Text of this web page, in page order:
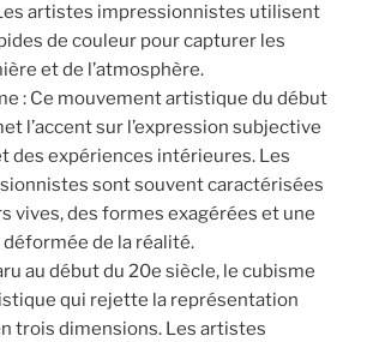
artistes impressionnistes utilisent
de couleur pour capturer les
et de l’atmosphère.
: Ce mouvement artistique du début
l’accent sur l’expression subjective
des expériences intérieures. Les
sont souvent caractérisées
vives, des formes exagérées et une
de la réalité.
au début du 20e siècle, le cubisme
qui rejette la représentation
trois dimensions. Les artistes